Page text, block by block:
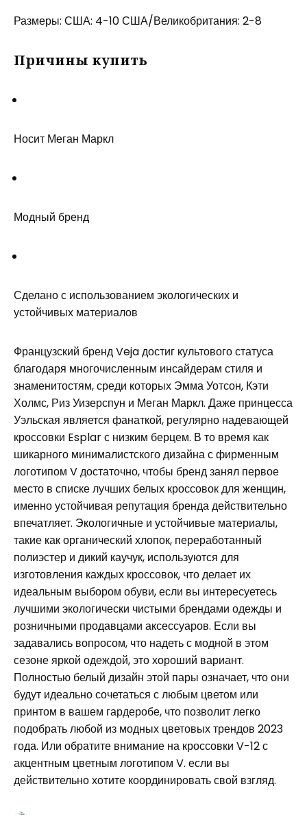
Размеры: США: 4-10 США/Великобритания: 2-8
Причины купить
Носит Меган Маркл
Модный бренд
Сделано с использованием экологических и
устойчивых материалов
Французский бренд Veja достиг культового статуса
благодаря многочисленным инсайдерам стиля и
знаменитостям, среди которых Эмма Уотсон, Кэти
Холмс, Риз Уизерспун и Меган Маркл. Даже принцесса
Уэльская является фанаткой, регулярно надевающей
кроссовки Esplar с низким берцем. В то время как
шикарного минималистского дизайна с фирменным
логотипом V достаточно, чтобы бренд занял первое
место в списке лучших белых кроссовок для женщин,
именно устойчивая репутация бренда действительно
впечатляет. Экологичные и устойчивые материалы,
такие как органический хлопок, переработанный
полиэстер и дикий каучук, используются для
изготовления каждых кроссовок, что делает их
идеальным выбором обуви, если вы интересуетесь
лучшими экологически чистыми брендами одежды и
розничными продавцами аксессуаров. Если вы
задавались вопросом, что надеть с модной в этом
сезоне яркой одеждой, это хороший вариант.
Полностью белый дизайн этой пары означает, что они
будут идеально сочетаться с любым цветом или
принтом в вашем гардеробе, что позволит легко
подобрать любой из модных цветовых трендов 2023
года. Или обратите внимание на кроссовки V-12 с
акцентным цветным логотипом V. если вы
действительно хотите координировать свой взгляд.